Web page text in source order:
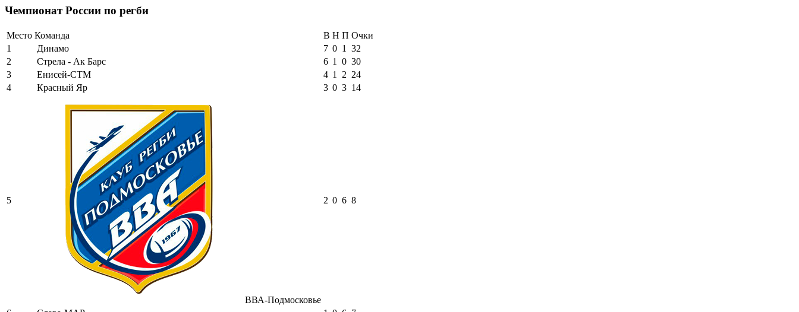
Чемпионат России по регби
Место Команда В Н П Очки
1
Динамо 7 0 1
32
2
Стрела - Ак Барс 6 1 0 30
3
Енисей-СТМ 4 1 2 24
4
Красный Яр 3 0 3 14
5
ВВА-Подмосковье
2 0 6 8